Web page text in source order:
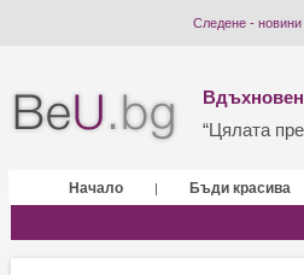
Следене - новини
“Цялата
Начало | Бъди красива